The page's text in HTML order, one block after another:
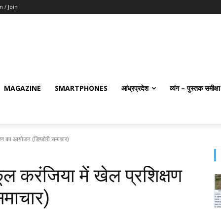
/ Join
MAGAZINE SMARTPHONES आंध्रप्रदेश व्यंग – पुस्तक समीक्षा
आयोजन (डिण्डोरी समाचार)
करंजिया में खेल प्रशिक्षण